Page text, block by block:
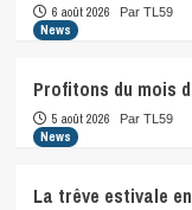
6 août 2026 Par TL59
News
Profitons du mois
5 août 2026 Par TL59
News
La trêve estivale